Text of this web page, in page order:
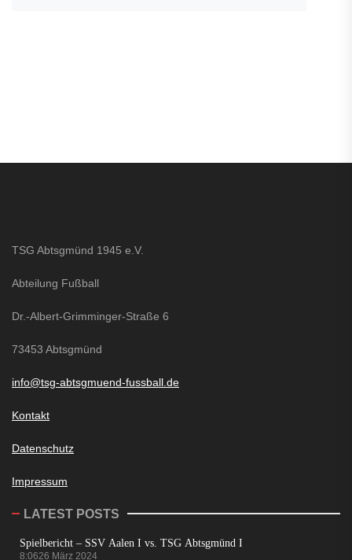
TSG Abtsgmünd 1945 e.V.
Abteilung Fußball
Dr.-Albert-Grimminger-Straße 6
73453 Abtsgmünd
info@tsg-abtsgmuend-fussball.de
Kontakt
Datenschutz
Impressum
LATEST POSTS
Spielbericht – SSV Aalen I vs. TSG Abtsgmünd I
8:0626 März 2024